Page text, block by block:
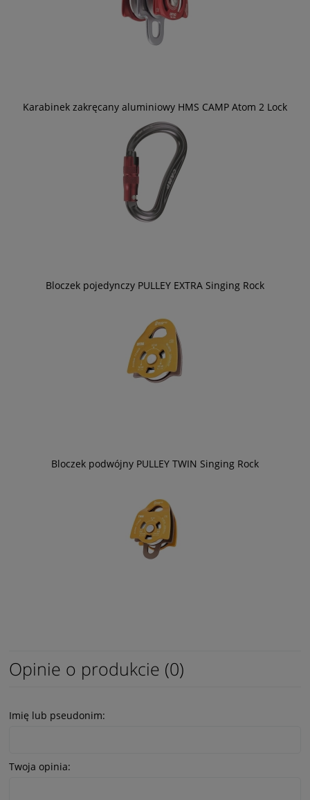
Karabinek zakręcany aluminiowy HMS CAMP Atom 2 Lock
Bloczek pojedynczy PULLEY EXTRA Singing Rock
Bloczek podwójny PULLEY TWIN Singing Rock
Opinie o produkcie (0)
Imię lub pseudonim:
Twoja opinia: